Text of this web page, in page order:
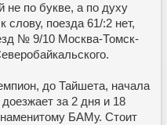
по букве, а по духу
слову, поезда 61/:2 нет,
№ 9/10 Москва-Томск-
до Тайшета, начала
за 2 дня и 18
БАМу. Стоит